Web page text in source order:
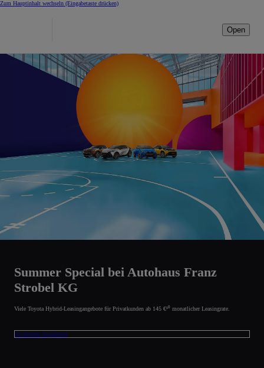
Zum Hauptinhalt wechseln (Eingabetaste drücken)
Open
Summer Special bei Autohaus Franz
Strobel KG
Viele Toyota Hybrid-Leasingangebote für Privatkunden ab 145 €¹⁰ monatlicher Leasingrate.
Zu unseren Angeboten